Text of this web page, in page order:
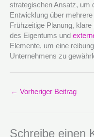
strategischen Ansatz, um
Entwicklung über
Frühzeitige Planung,
des Eigentums und
Elemente, um eine
Unternehmens zu
← Vorheriger Beitrag
Schreibe einen